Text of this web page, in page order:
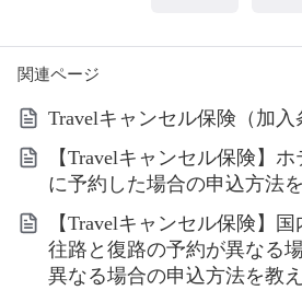
関連ページ
Travelキャンセル保険（加入
【Travelキャンセル保険】
に予約した場合の申込方法
【Travelキャンセル保険】
往路と復路の予約が異なる
異なる場合の申込方法を教